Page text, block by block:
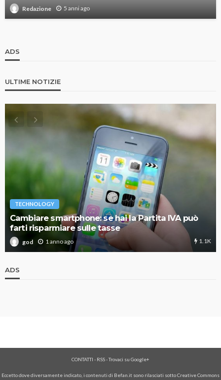
Redazione 5 anni ago
ADS
ULTIME NOTIZIE
TECHNOLOGY
Cambiare smartphone: se hai la Partita IVA può
farti risparmiare sulle tasse
god 1 anno ago 1.1K
ADS
CONTATTI - RSS-Trovaci su Google+
Eccetto dove diversamente indicato, i contenuti di Befan.it sono rilasciati sotto Creative Commons